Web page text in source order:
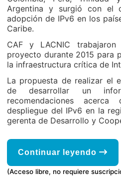
Argentina y surgió con el
adopción de IPv6 en los
Caribe.
CAF y LACNIC
proyecto durante 2015 para
la infraestructura crítica de
La propuesta de realizar el
de desarrollar un
recomendaciones
despliegue del IPv6 en la
gerenta de Desarrollo y
Continuar leyendo
(Acceso libre, no requiere